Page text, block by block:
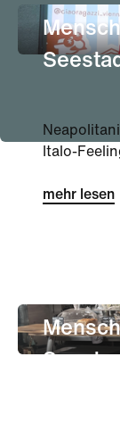
Italo-
mehr lesen